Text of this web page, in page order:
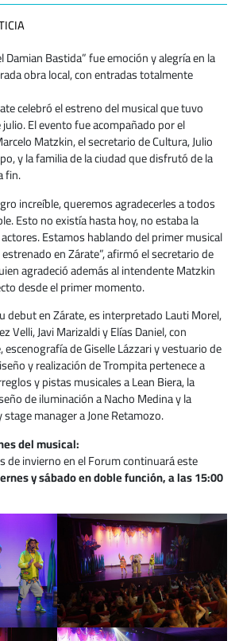
Damian Bastida” fue emoción y alegría en la
obra local, con entradas totalmente
celebró el estreno del musical que tuvo
El evento fue acompañado por el
Matzkin, el secretario de Cultura, Julio
y la familia de la ciudad que disfrutó de la
fin.
increíble, queremos agradecerles a todos
Esto no existía hasta hoy, no estaba la
Estamos hablando del primer musical
en Zárate”, afirmó el secretario de
agradeció además al intendente Matzkin
desde el primer momento.
debut en Zárate, es interpretado Lauti Morel,
Velli, Javi Marizaldi y Elías Daniel, con
de Giselle Lázzari y vestuario de
y realización de Trompita pertenece a
y pistas musicales a Lean Biera, la
de iluminación a Nacho Medina y la
manager a Jone Retamozo.
del musical:
de invierno en el Forum continuará este
y sábado en doble función, a las 15:00